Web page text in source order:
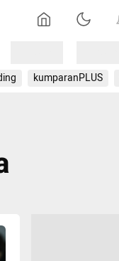
kumparanPLUS